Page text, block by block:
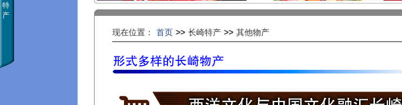
现在位置： 首页 >> 长崎特产 >> 其他物产
特
产